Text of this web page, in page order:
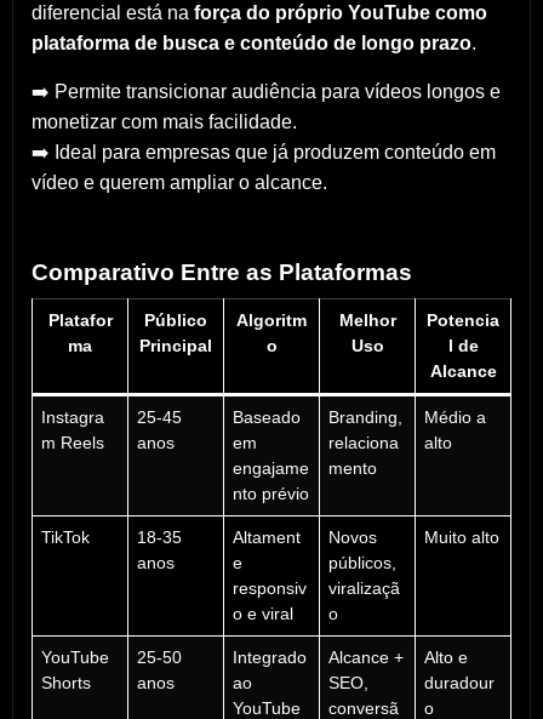
diferencial está na força do próprio YouTube como
plataforma de busca e conteúdo de longo prazo.
➡️ Permite transicionar audiência para vídeos longos e
monetizar com mais facilidade.
➡️ Ideal para empresas que já produzem conteúdo em
vídeo e querem ampliar o alcance.
Comparativo Entre as Plataformas
Platafor
ma
Público
Principal
Algoritm
o
Melhor
Uso
Potencia
l de
Alcance
Instagra
m Reels
25-45
anos
Baseado
em
engajame
nto prévio
Branding,
relaciona
mento
Médio a
alto
TikTok
18-35
anos
Altament
e
responsiv
o e viral
Novos
públicos,
viralizaçã
o
Muito alto
YouTube
Shorts
25-50
anos
Integrado
ao
YouTube
Alcance +
SEO,
conversã
Alto e
duradour
o